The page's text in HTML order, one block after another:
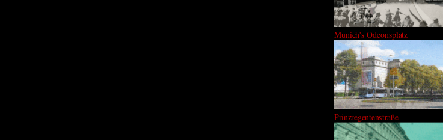
Munich's Odeonsplatz
Prinzregentenstraße